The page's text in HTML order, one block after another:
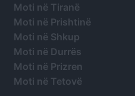
Moti në Tiranë
Moti në Prishtinë
Moti në Shkup
Moti në Durrës
Moti në Prizren
Moti në Tetovë